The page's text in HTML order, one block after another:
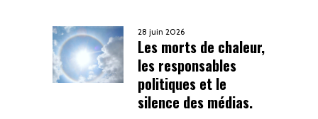
28 juin 2026
Les morts de chaleur,
les responsables
politiques et le
silence des médias.